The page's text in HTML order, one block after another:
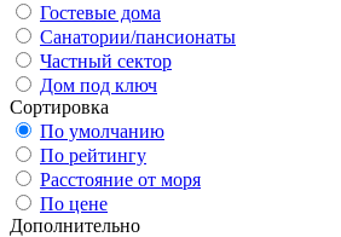
Гостевые дома
Санатории/пансионаты
Частный сектор
Дом под ключ
Сортировка
По умолчанию
По рейтингу
Расстояние от моря
По цене
Дополнительно